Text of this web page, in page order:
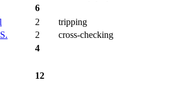
6
2
tripping
2
cross-checking
4
12